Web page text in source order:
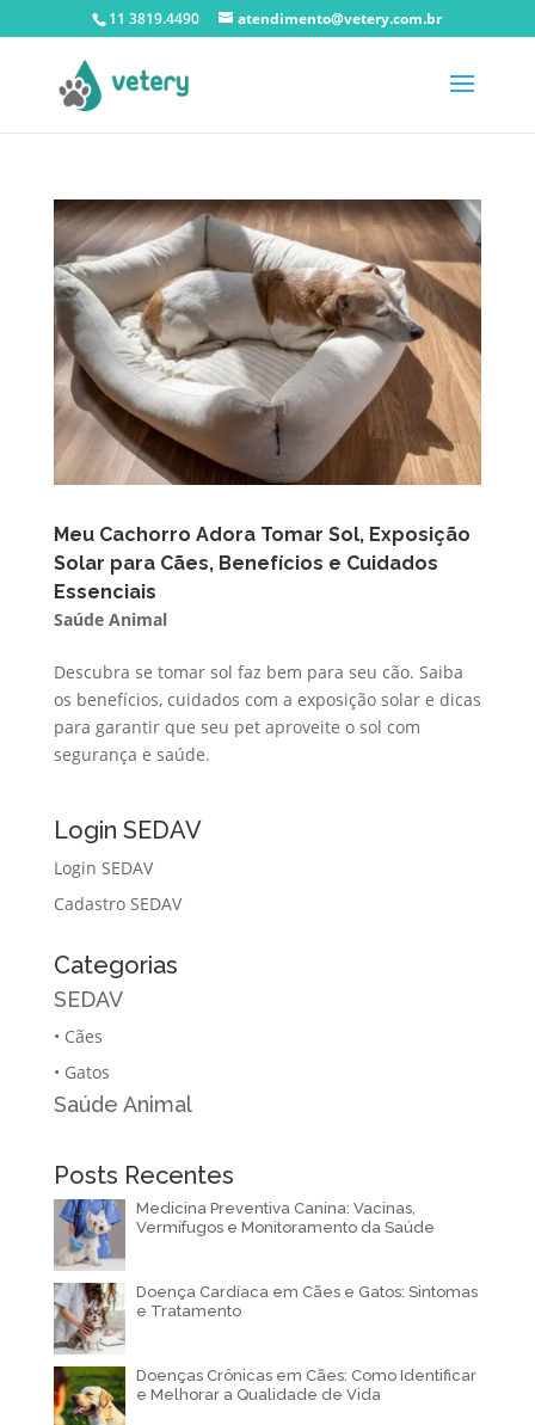
11 3819.4490 atendimento@vetery.com.br
Meu Cachorro Adora Tomar Sol, Exposição
Solar para Cães, Benefícios e Cuidados
Essenciais
Saúde Animal
Descubra se tomar sol faz bem para seu cão. Saiba
os benefícios, cuidados com a exposição solar e dicas
para garantir que seu pet aproveite o sol com
segurança e saúde.
Login SEDAV
Login SEDAV
Cadastro SEDAV
Categorias
SEDAV
• Cães
• Gatos
Saúde Animal
Posts Recentes
Medicina Preventiva Canina: Vacinas,
Vermífugos e Monitoramento da Saúde
Doença Cardíaca em Cães e Gatos: Sintomas
e Tratamento
Doenças Crônicas em Cães: Como Identificar
e Melhorar a Qualidade de Vida